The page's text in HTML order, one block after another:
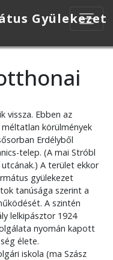
Gyülekezet
vissza. Ebben az
körülmények
Erdélyből
telep. (A mai Stróbl
A terület ekkor
gyülekezet
tanúsága szerint a
A szintén
lelkipásztor 1924
nyomán kapott
élete.
iskola (ma Szász